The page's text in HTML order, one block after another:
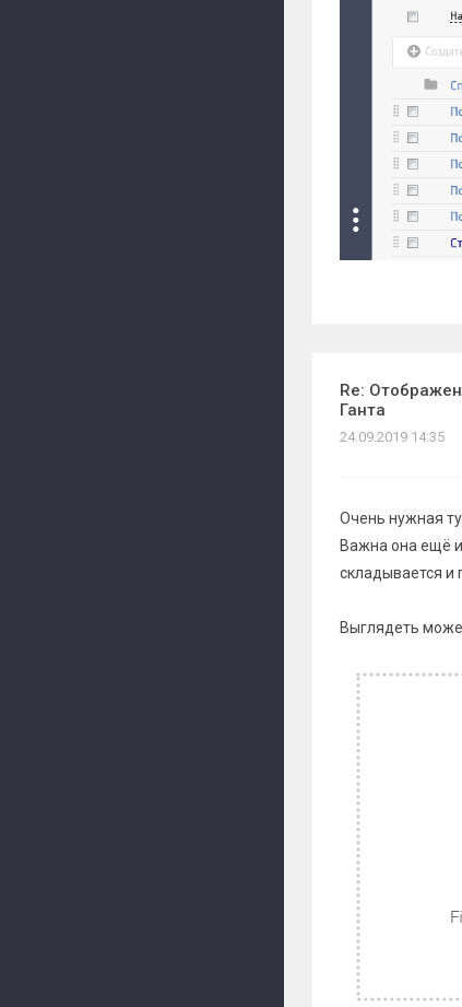
Re:
Ганта
24.09.2019 14:35
Очень нужная
Важна она ещё
складывается и
Выглядеть